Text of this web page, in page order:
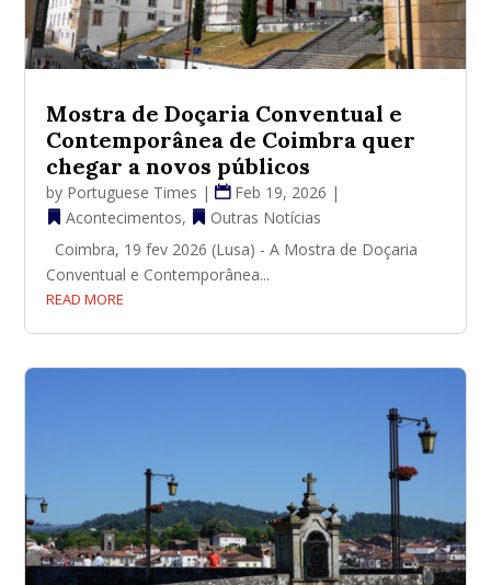
Mostra de Doçaria Conventual e
Contemporânea de Coimbra quer
chegar a novos públicos
by Portuguese Times | Feb 19, 2026 |
Acontecimentos,
Outras Notícias
Coimbra, 19 fev 2026 (Lusa) - A Mostra de Doçaria
Conventual e Contemporânea...
READ MORE